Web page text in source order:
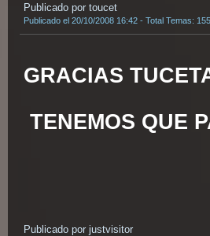
Publicado por toucet
Publicado el 20/10/2008 16:42 - Total Temas:
GRACIAS
TENEMOS QUE
Publicado por justvisitor